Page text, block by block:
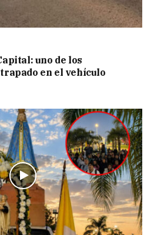
uno de los
en el vehículo